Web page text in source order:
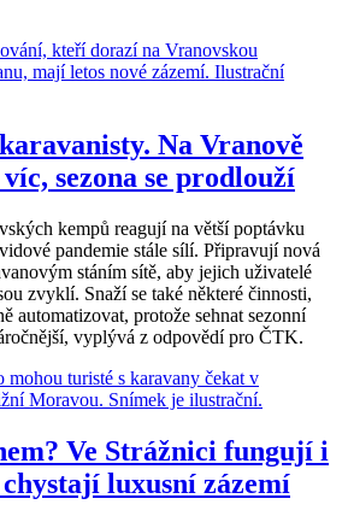
Na Vranově
sezona se prodlouží
kempů reagují na větší poptávku
pandemie stále sílí. Připravují nová
stáním sítě, aby jejich uživatelé
zvyklí. Snaží se také některé činnosti,
automatizovat, protože sehnat sezonní
vyplývá z odpovědí pro ČTK.
Ve Strážnici fungují i
luxusní zázemí